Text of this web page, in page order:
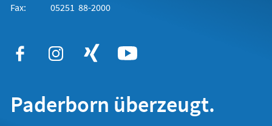
Fax:
05251 88-2000
Paderborn überzeugt.